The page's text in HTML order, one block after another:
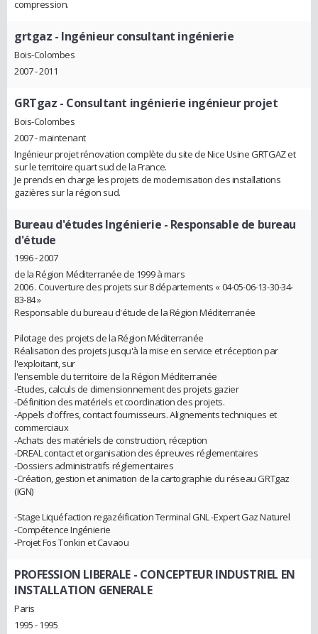
compression.
grtgaz - Ingénieur consultant ingénierie
Bois-Colombes
2007 - 2011
GRTgaz - Consultant ingénierie ingénieur projet
Bois-Colombes
2007 - maintenant
Ingénieur projet rénovation complète du site de Nice Usine GRTGAZ et
sur le territoire quart sud de la France.
Je prends en charge les projets de modernisation des installations
gazières sur la région sud.
Bureau d'études Ingénierie - Responsable de bureau
d'étude
1996 - 2007
de la Région Méditerranée de 1999 à mars
2006 . Couverture des projets sur 8 départements « 04-05-06-13-30-34-
83-84 »
Responsable du bureau d'étude de la Région Méditerranée
Pilotage des projets de la Région Méditerranée
Réalisation des projets jusqu'à la mise en service et réception par
l'exploitant, sur
l'ensemble du territoire de la Région Méditerranée
-Etudes, calculs de dimensionnement des projets gazier
-Définition des matériels et coordination des projets.
-Appels d'offres, contact fournisseurs. Alignements techniques et
commerciaux
-Achats des matériels de construction, réception
-DREAL contact et organisation des épreuves réglementaires
-Dossiers administratifs réglementaires
-Création, gestion et animation de la cartographie du réseau GRTgaz
(IGN)
-Stage Liquéfaction regazéification Terminal GNL -Expert Gaz Naturel
-Compétence Ingénierie
-Projet Fos Tonkin et Cavaou
PROFESSION LIBERALE - CONCEPTEUR INDUSTRIEL EN
INSTALLATION GENERALE
Paris
1995 - 1995